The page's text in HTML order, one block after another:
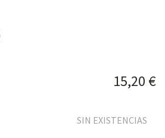
15,20 €
SIN EXISTENCIAS